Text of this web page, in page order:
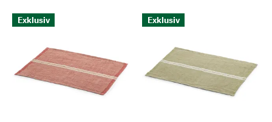
Exklusiv Exklusiv